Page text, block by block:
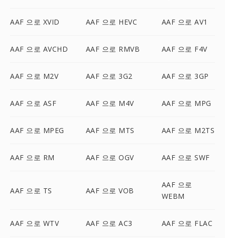
AAF 으로 XVID AAF 으로 HEVC AAF 으로 AV1
AAF 으로 AVCHD AAF 으로 RMVB AAF 으로 F4V
AAF 으로 M2V AAF 으로 3G2 AAF 으로 3GP
AAF 으로 ASF AAF 으로 M4V AAF 으로 MPG
AAF 으로 MPEG AAF 으로 MTS AAF 으로 M2TS
AAF 으로 RM AAF 으로 OGV AAF 으로 SWF
AAF 으로 TS AAF 으로 VOB
AAF 으로
WEBM
AAF 으로 WTV AAF 으로 AC3 AAF 으로 FLAC